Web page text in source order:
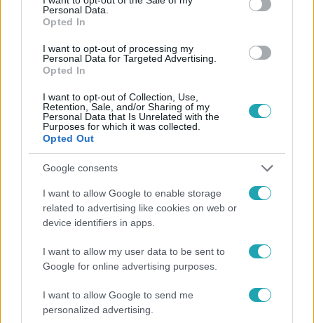
Personal Data.
Opted In
I want to opt-out of processing my
Personal Data for Targeted Advertising.
Opted In
I want to opt-out of Collection, Use,
Retention, Sale, and/or Sharing of my
Personal Data that Is Unrelated with the
Purposes for which it was collected.
Opted Out
Google consents
I want to allow Google to enable storage
related to advertising like cookies on web or
device identifiers in apps.
I want to allow my user data to be sent to
Google for online advertising purposes.
I want to allow Google to send me
personalized advertising.
HÍRADÓ #ITTAS SOFŐR ADÁSRÉSZLETEK
ALÁÍRÁSGYŰJTÉS #TÖRVÉNYMÓDOSÍTÁS
Népszerű